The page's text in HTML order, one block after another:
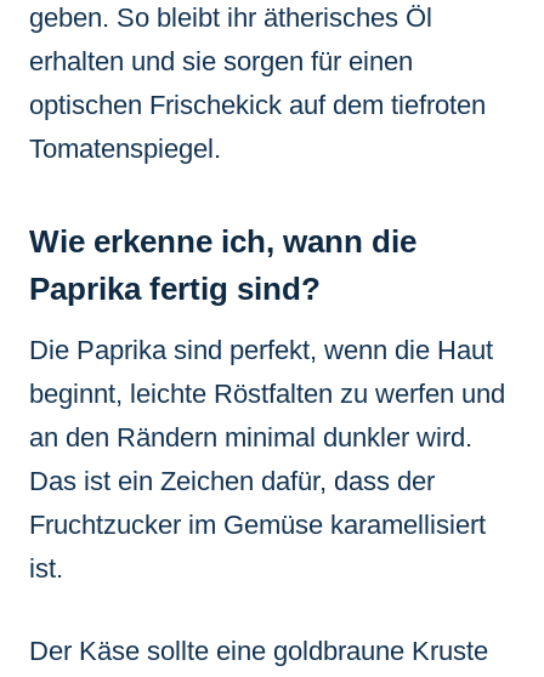
geben. So bleibt ihr ätherisches Öl
erhalten und sie sorgen für einen
optischen Frischekick auf dem tiefroten
Tomatenspiegel.
Wie erkenne ich, wann die
Paprika fertig sind?
Die Paprika sind perfekt, wenn die Haut
beginnt, leichte Röstfalten zu werfen und
an den Rändern minimal dunkler wird.
Das ist ein Zeichen dafür, dass der
Fruchtzucker im Gemüse karamellisiert
ist.
Der Käse sollte eine goldbraune Kruste